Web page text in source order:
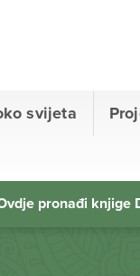
svijeta
pronađi knjige